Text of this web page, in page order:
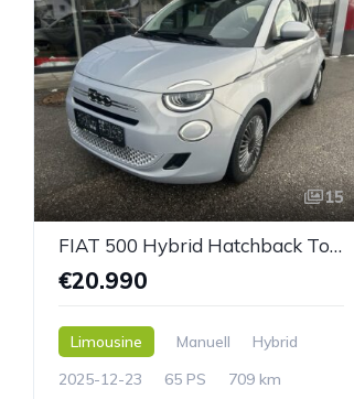
15
FIAT 500 Hybrid Hatchback Torino
€20.990
Limousine Manuell
Hybrid
2025-12-23
65 PS 709 km